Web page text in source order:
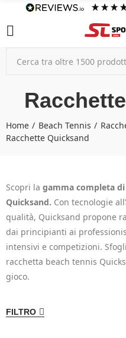
Home Beach Tennis
Racchette Quicksand
Scopri la gamma completa
Quicksand. Con tecnologie
qualità, Quicksand propone
dai principianti ai
intensivi e competizioni.
racchetta beach tennis
gioco.
FILTRO